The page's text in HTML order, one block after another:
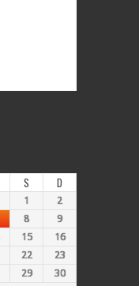
S D
1
2
8
9
15
16
22
23
29
30